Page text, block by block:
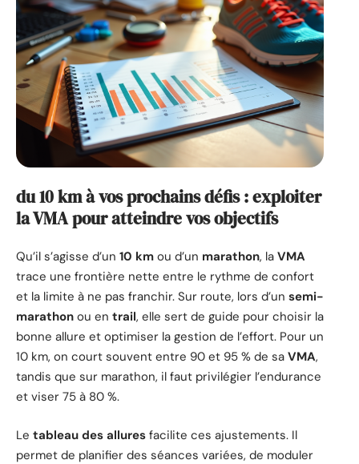
du 10 km à vos prochains défis : exploiter
la VMA pour atteindre vos objectifs
Qu’il s’agisse d’un 10 km ou d’un marathon, la VMA
trace une frontière nette entre le rythme de confort
et la limite à ne pas franchir. Sur route, lors d’un semi-
marathon ou en trail, elle sert de guide pour choisir la
bonne allure et optimiser la gestion de l’effort. Pour un
10 km, on court souvent entre 90 et 95 % de sa VMA,
tandis que sur marathon, il faut privilégier l’endurance
et viser 75 à 80 %.
Le tableau des allures facilite ces ajustements. Il
permet de planifier des séances variées, de moduler